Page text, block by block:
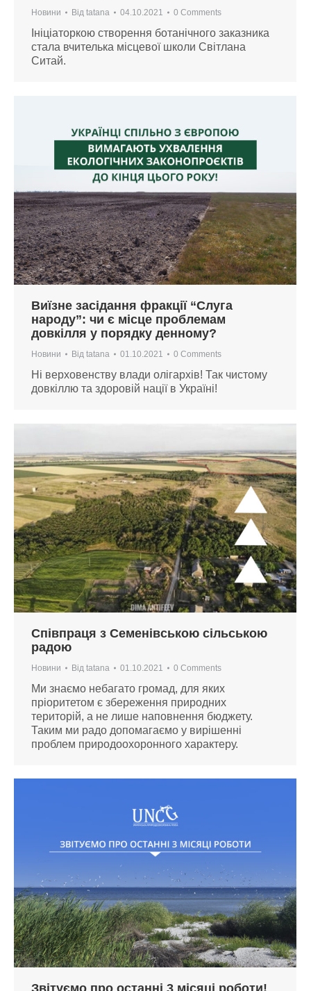
Новини Від tatana 04.10.2021 0 Comments
Ініціаторкою створення ботанічного заказника
стала вчителька місцевої школи Світлана
Ситай.
Виїзне засідання фракції “Слуга
народу”: чи є місце проблемам
довкілля у порядку денному?
Новини Від tatana 01.10.2021 0 Comments
Ні верховенству влади олігархів! Так чистому
довкіллю та здоровій нації в Україні!
Співпраця з Семенівською сільською
радою
Новини Від tatana 01.10.2021 0 Comments
Ми знаємо небагато громад, для яких
пріоритетом є збереження природних
територій, а не лише наповнення бюджету.
Таким ми радо допомагаємо у вирішенні
проблем природоохоронного характеру.
Звітуємо про останні 3 місяці роботи!